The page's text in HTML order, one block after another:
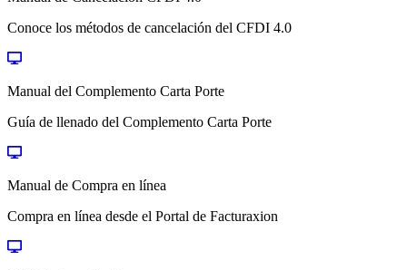
Conoce los métodos de cancelación del CFDI 4.0
Manual del Complemento Carta Porte
Guía de llenado del Complemento Carta Porte
Manual de Compra en línea
Compra en línea desde el Portal de Facturaxion